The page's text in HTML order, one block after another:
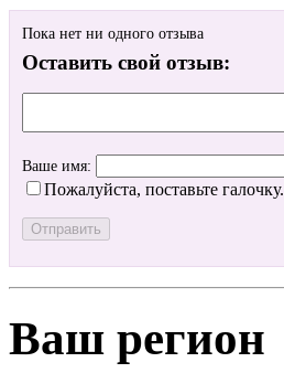
Пока нет ни одного отзыва
Оставить свой отзыв:
Ваше имя:
Пожалуйста, поставьте галочку.
Ваш регион